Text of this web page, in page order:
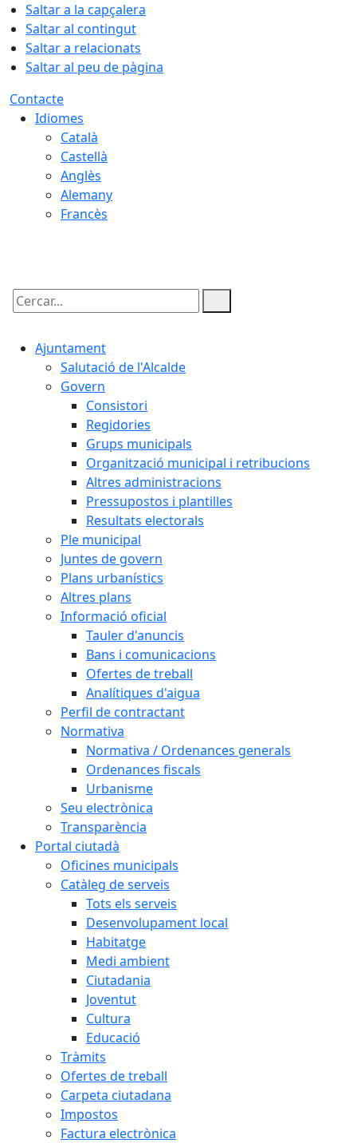
Saltar a la capçalera
Saltar al contingut
Saltar a relacionats
Saltar al peu de pàgina
Contacte
Idiomes
Català
Castellà
Anglès
Alemany
Francès
Cercar:
Ajuntament
Salutació de l'Alcalde
Govern
Consistori
Regidories
Grups municipals
Organització municipal i retribucions
Altres administracions
Pressupostos i plantilles
Resultats electorals
Ple municipal
Juntes de govern
Plans urbanístics
Altres plans
Informació oficial
Tauler d'anuncis
Bans i comunicacions
Ofertes de treball
Analítiques d'aigua
Perfil de contractant
Normativa
Normativa / Ordenances generals
Ordenances fiscals
Urbanisme
Seu electrònica
Transparència
Portal ciutadà
Oficines municipals
Catàleg de serveis
Tots els serveis
Desenvolupament local
Habitatge
Medi ambient
Ciutadania
Joventut
Cultura
Educació
Tràmits
Ofertes de treball
Carpeta ciutadana
Impostos
Factura electrònica